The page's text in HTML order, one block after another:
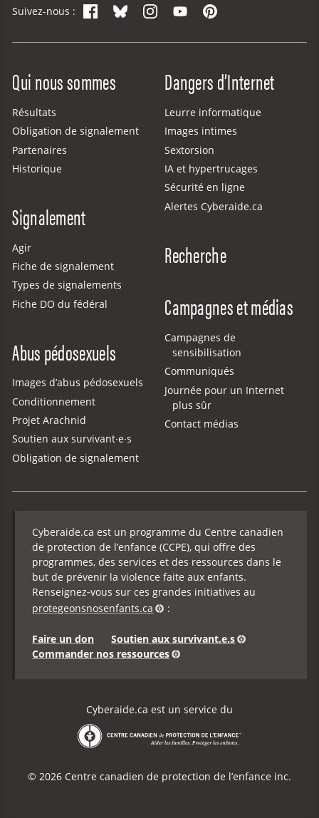
Suivez-nous : FacebookBlueskyInstagram
YouTubePinterest
Qui nous sommes
Résultats
Obligation de signalement
Partenaires
Historique
Signalement
Agir
Fiche de signalement
Types de signalements
Fiche DO du fédéral
Abus pédosexuels
Images d’abus pédosexuels
Conditionnement
Projet Arachnid
Soutien aux survivant·e·s
Obligation de signalement
Dangers d’Internet
Leurre informatique
Images intimes
Sextorsion
IA et hypertrucages
Sécurité en ligne
Alertes Cyberaide.ca
Recherche
Campagnes et médias
Campagnes de
sensibilisation
Communiqués
Journée pour un Internet
plus sûr
Contact médias
Cyberaide.ca est un programme du Centre canadien
de protection de l’enfance (CCPE), qui offre des
programmes, des services et des ressources dans le
but de prévenir la violence faite aux enfants.
Renseignez‑vous sur ces grandes initiatives au
protegeonsnosenfants.ca
:
Faire un don
Soutien aux survivant.e.s
Commander nos ressources
Cyberaide.ca est un service du
Centre canadien de protection de l’enfance
© 2026 Centre canadien de protection de l’enfance inc.